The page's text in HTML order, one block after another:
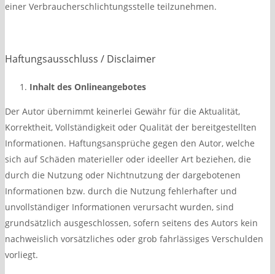
einer Verbraucherschlichtungsstelle teilzunehmen.
Haftungsausschluss / Disclaimer
Inhalt des Onlineangebotes
Der Autor übernimmt keinerlei Gewähr für die Aktualität,
Korrektheit, Vollständigkeit oder Qualität der bereitgestellten
Informationen. Haftungsansprüche gegen den Autor, welche
sich auf Schäden materieller oder ideeller Art beziehen, die
durch die Nutzung oder Nichtnutzung der dargebotenen
Informationen bzw. durch die Nutzung fehlerhafter und
unvollständiger Informationen verursacht wurden, sind
grundsätzlich ausgeschlossen, sofern seitens des Autors kein
nachweislich vorsätzliches oder grob fahrlässiges Verschulden
vorliegt.